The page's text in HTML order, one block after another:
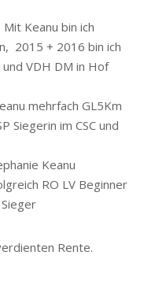
Keanu bin ich
2015 + 2016 bin ich
VDH DM in Hof
mehrfach GL5Km
Siegerin im CSC und
Keanu
RO LV Beginner
Rente.